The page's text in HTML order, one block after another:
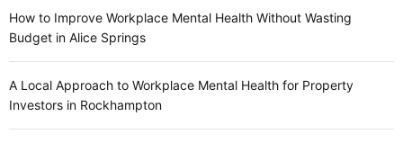
How to Improve Workplace Mental Health Without Wasting
Budget in Alice Springs
A Local Approach to Workplace Mental Health for Property
Investors in Rockhampton